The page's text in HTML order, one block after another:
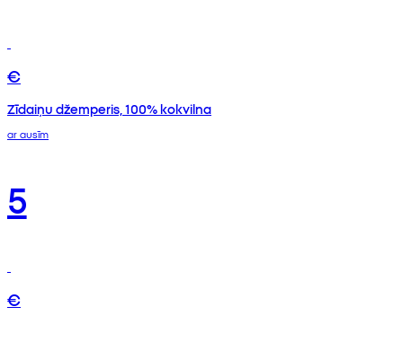
€
Zīdaiņu džemperis, 100% kokvilna
ar ausīm
5
€